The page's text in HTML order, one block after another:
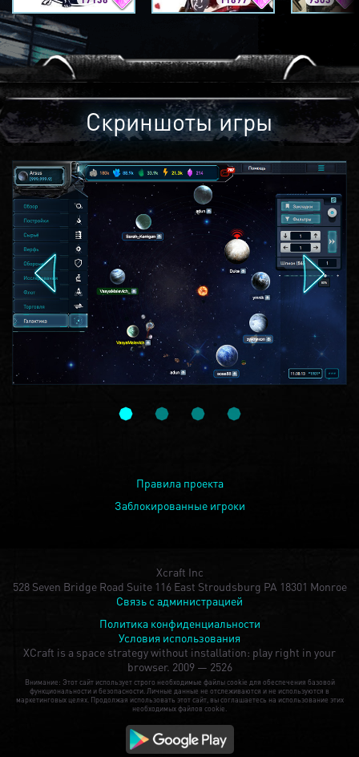
Скриншоты игры
Правила проекта
Заблокированные игроки
Xcraft Inc
528 Seven Bridge Road Suite 116 East Stroudsburg PA 18301 Monroe
Связь с администрацией
Политика конфиденциальности
Условия использования
XCraft is a space strategy without installation: play right in your
browser. 2009 — 2526
Внимание: Этот сайт использует строго необходимые файлы cookie для обеспечения базовой
функциональности и безопасности. Личные данные не отслеживаются и не используются в
маркетинговых целях. Продолжая использовать этот сайт, вы соглашаетесь на использование этих
необходимых файлов cookie.